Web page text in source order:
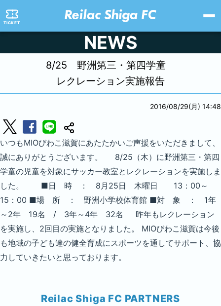
TICKET
NEWS
8/25 野洲第三・第四学童
レクレーション実施報告
2016/08/29(月) 14:48
いつもMIOびわこ滋賀にあたたかいご声援をいただきまして、
誠にありがとうございます。 8/25（木）に野洲第三・第四
学童の児童を対象にサッカー教室とレクレーションを実施しま
した。 ■日 時 ： 8月25日 木曜日 13：00～
15：00 ■場 所 ： 野洲小学校体育館 ■対 象 ： 1年
～2年 19名 / 3年～4年 32名 昨年もレクレーション
を実施し、2回目の実施となりました。 MIOびわこ滋賀は今後
も地域の子ども達の健全育成にスポーツを通してサポート、協
力していきたいと思っております。
Reilac Shiga FC PARTNERS